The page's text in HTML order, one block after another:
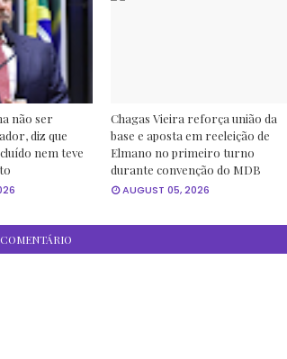
não ser
diz que
nem teve
Chagas Vieira reforça união da
base e aposta em reeleição de
Elmano no primeiro turno
durante convenção do MDB
AUGUST 05, 2026